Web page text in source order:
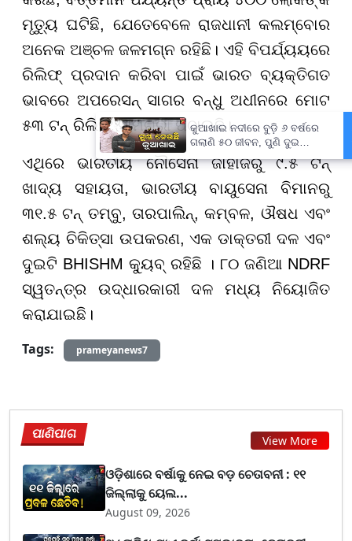
ମୃତ୍ୟୁ ଘଟିଛି, ଯେତେବେଳେ ରାଜଧାନୀ କଲମ୍ବୋର
ଅନେକ ଅଞ୍ଚଳ ଜଳମଗ୍ନ ରହିଛି। ଏହି ବିପର୍ଯ୍ୟୟରେ
ରିଲିଫ୍ ପ୍ରଦାନ କରିବା ପାଇଁ ଭାରତ ବ୍ୟକ୍ତିଗତ
ଭାବରେ ଅପରେସନ୍ ସାଗର ବନ୍ଧୁ ଅଧୀନରେ ମୋଟ
୫୩ ଟନ୍ ରିଲିଫ୍ ସାମଗ୍ରୀ ପଠାଇଛି।
ଏଥିରେ ଭାରତୀୟ ନୌସେନା ଜାହାଜରୁ ୯.୫ ଟନ୍
ଖାଦ୍ୟ ସହାୟତା, ଭାରତୀୟ ବାୟୁସେନା ବିମାନରୁ
୩୧.୫ ଟନ୍ ତମ୍ବୁ, ତାରପାଲିନ୍, କମ୍ବଳ, ଔଷଧ ଏବଂ
ଶଲ୍ୟ ଚିକିତ୍ସା ଉପକରଣ, ଏକ ଡାକ୍ତରୀ ଦଳ ଏବଂ
ଦୁଇଟି BHISHM କ୍ୟୁବ୍ ରହିଛି । ୮୦ ଜଣିଆ NDRF
ସ୍ୱତନ୍ତ୍ର ଉଦ୍ଧାରକାରୀ ଦଳ ମଧ୍ୟ ନିୟୋଜିତ
କରାଯାଇଛି।
Tags:
prameyanews7
ପାଣିପାଗ View More
ଓଡ଼ିଶାରେ ବର୍ଷାକୁ ନେଇ ବଡ଼ ଚେତାବନୀ : ୧୧
ଜିଲ୍ଲାକୁ ୟେଲ...
August 09, 2026
କୁଆଖାଇ ନଦୀରେ ବୁଡ଼ି ୬ ବର୍ଷରେ
ଗଲାଣି ୫୦ ଜୀବନ, ପୁଣି ଦୁଇ
ସାଙ୍ଗଙ୍କ ମୃତ୍ୟୁ